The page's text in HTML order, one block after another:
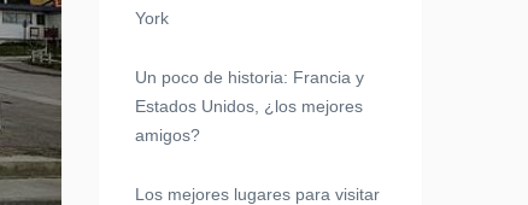
York
Un poco de historia: Francia y
Estados Unidos, ¿los mejores
amigos?
Los mejores lugares para visitar